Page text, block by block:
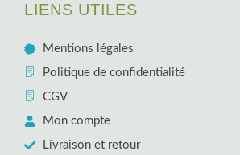
LIENS UTILES
Mentions légales
Politique de confidentialité
CGV
Mon compte
Livraison et retour